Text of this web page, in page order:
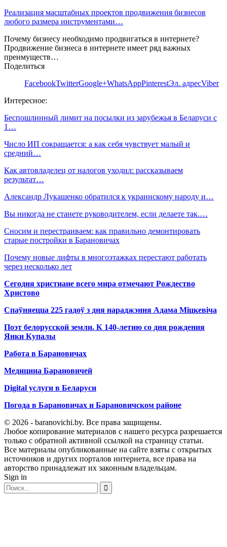
Реализация масштабных проектов продвижения бизнесов
любого размера инструментами…
Почему бизнесу необходимо продвигаться в интернете?
Продвижение бизнеса в интернете имеет ряд важных
преимуществ…
Поделиться
FacebookTwitterGoogle+WhatsAppPinterestЭл. адресViber
Интересное:
Беспошлинный лимит на посылки из зарубежья в Беларуси с
1…
Число ИП сокращается: а как себя чувствует малый и
средний…
Как автовладелец от налогов уходил: рассказываем
результат…
Александр Лукашенко обратился к украинскому народу и…
Вы никогда не станете руководителем, если делаете так.…
Сносим и перестраиваем: как правильно демонтировать
старые постройки в Барановичах
Почему новые лифты в многоэтажках перестают работать
через несколько лет
Сегодня христиане всего мира отмечают Рождество
Христово
Спаўняецца 225 гадоў з дня нараджэння Адама Міцкевіча
Поэт белорусской земли. К 140-летию со дня рождения
Янки Купалы
Работа в Барановичах
Медицина Барановичей
Digital услуги в Беларуси
Погода в Барановичах и Барановичском районе
© 2026 - baranovichi.by. Все права защищены.
Любое копирование материалов с нашего ресурса разрешается
только с обратной активной ссылкой на страницу статьи.
Все материалы опубликованные на сайте взяты с открытых
источников и других порталов интернета, все права на
авторство принадлежат их законным владельцам.
Sign in